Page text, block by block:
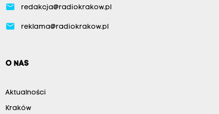
email redakcja@radiokrakow.pl
email reklama@radiokrakow.pl
O NAS
Aktualności
Kraków